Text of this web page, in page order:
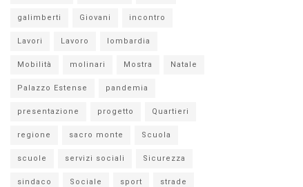
galimberti Giovani incontro
Lavori Lavoro lombardia
Mobilità molinari Mostra Natale
Palazzo Estense pandemia
presentazione progetto Quartieri
regione sacro monte Scuola
scuole servizi sociali Sicurezza
sindaco Sociale sport strade